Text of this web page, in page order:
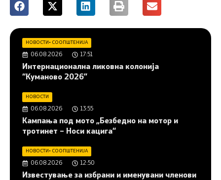
НОВОСТИ • СООПШТЕНИЈА
06.08.2026 17:51
Интернационална ликовна колонија
“Куманово 2026”
НОВОСТИ
06.08.2026 13:55
Кампања под мото „Безбедно на мотор и
тротинет – Носи кацига“
НОВОСТИ • СООПШТЕНИЈА
06.08.2026 12:50
Известување за избрани и именувани членови